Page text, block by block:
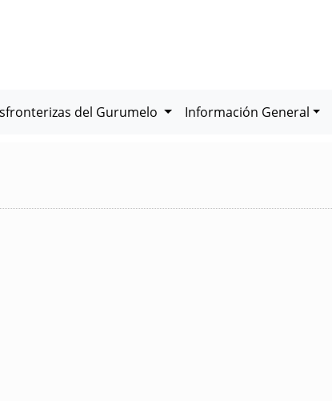
del Gurumelo Información General